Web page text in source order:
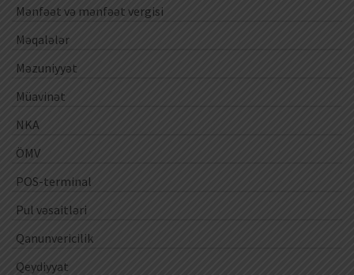
Mənfəət və mənfəət vergisi
Məqalələr
Məzuniyyət
Müavinət
NKA
ÖMV
POS-terminal
Pul vəsaitləri
Qanunvericilik
Qeydiyyat